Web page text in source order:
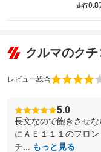
走行0.8
クルマのクチ
レビュー総合
5.0
長文なので飽きさせ
にＡＥ１１１のフロ
チ...
もっと見る